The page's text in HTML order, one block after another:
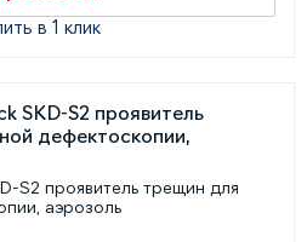
в 1 клик
S2 проявитель трещин для
аэрозоль